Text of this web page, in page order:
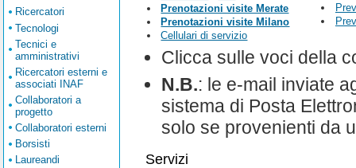
Ricercatori
Tecnologi
Tecnici e
amministrativi
Ricercatori esterni e
associati INAF
Collaboratori a
progetto
Collaboratori esterni
Borsisti
Laureandi
Prenotazioni visite Merate
Prenotazioni visite Milano
Cellulari di servizio
Clicca sulle voci della
N.B.: le e-mail inviate
sistema di Posta
solo se provenienti da
Servizi